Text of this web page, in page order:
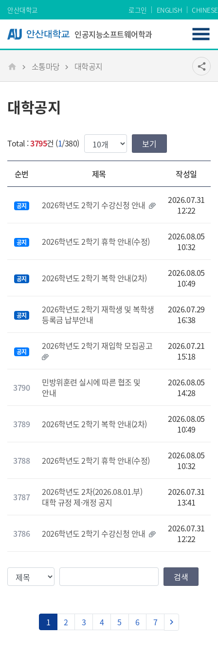
Skip Menu
안산대학교 로그인 ENGLISH CHINESE
인공지능소프트웨어학과
메인 소통마당 대학공지 공유
share
대학공지
Total :3795건 (1/380) 한번에 보여질 게시물 갯수
순번 제목 작성일
공지 2026학년도 2학기 수강신청 안내
2026.07.31
12:22
공지 2026학년도 2학기 휴학 안내(수정)
2026.08.05
10:32
공지 2026학년도 2학기 복학 안내(2차)
2026.08.05
10:49
공지
2026학년도 2학기 재학생 및 복학생
등록금 납부안내
2026.07.29
16:38
공지
2026학년도 2학기 재입학 모집공고
2026.07.21
15:18
3790
민방위훈련 실시에 따른 협조 및
안내
2026.08.05
14:28
3789 2026학년도 2학기 복학 안내(2차)
2026.08.05
10:49
3788 2026학년도 2학기 휴학 안내(수정)
2026.08.05
10:32
3787
2026학년도 2차(2026.08.01.부)
대학 규정 제·개정 공지
2026.07.31
13:41
3786 2026학년도 2학기 수강신청 안내
2026.07.31
12:22
검색조건 검색값 검색
1 2 3 4 5 6 7 keyboard_arrow_right